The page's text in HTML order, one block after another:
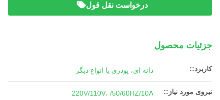
درخواست نقل قول
جزئیات محصول
کاربرد:: دانه ای، پودری یا انواع دیگر
نیروی مورد نیاز:: 220V/110V، /50/60HZ/10A